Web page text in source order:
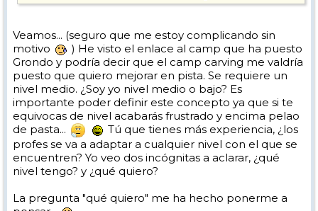
Veamos... (seguro que me estoy complicando sin
motivo
) He visto el enlace al camp que ha puesto
Grondo y podría decir que el camp carving me valdría
puesto que quiero mejorar en pista. Se requiere un
nivel medio. ¿Soy yo nivel medio o bajo? Es
importante poder definir este concepto ya que si te
equivocas de nivel acabarás frustrado y encima pelao
de pasta...
Tú que tienes más experiencia, ¿los
profes se va a adaptar a cualquier nivel con el que se
encuentren? Yo veo dos incógnitas a aclarar, ¿qué
nivel tengo? y ¿qué quiero?
La pregunta "qué quiero" me ha hecho ponerme a